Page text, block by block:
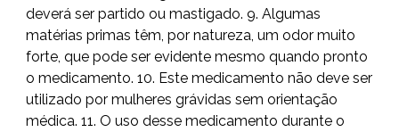
deverá ser partido ou mastigado. 9. Algumas
matérias primas têm, por natureza, um odor muito
forte, que pode ser evidente mesmo quando pronto
o medicamento. 10. Este medicamento não deve ser
utilizado por mulheres grávidas sem orientação
médica. 11. O uso desse medicamento durante o